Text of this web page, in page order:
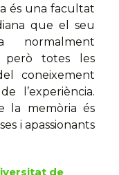
és una facultat
que el seu
normalment
però totes les
coneixement
l’experiència.
la memòria és
i apassionants
de